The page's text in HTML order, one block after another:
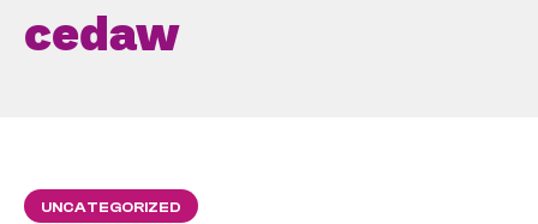
cedaw
UNCATEGORIZED